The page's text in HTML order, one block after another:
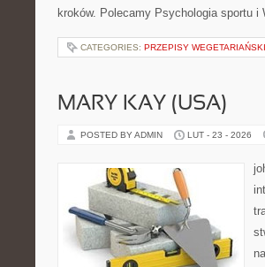
kroków. Polecamy Psychologia sportu
CATEGORIES: PRZEPISY
MARY KAY (USA)
POSTED BY ADMIN LUT - 23 - 2026